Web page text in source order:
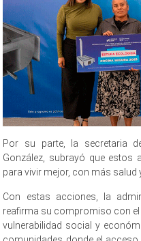
Por su parte, la secretaria
González, subrayó que estos
para vivir mejor, con más salud
Con estas acciones, la
reafirma su compromiso con el
vulnerabilidad social y